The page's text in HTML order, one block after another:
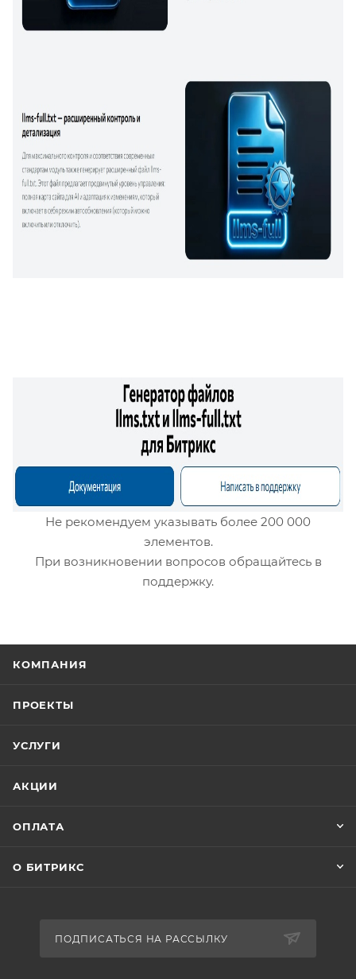
Не рекомендуем указывать более 200 000
элементов.
При возникновении вопросов обращайтесь в
поддержку.
КОМПАНИЯ
ПРОЕКТЫ
УСЛУГИ
АКЦИИ
ОПЛАТА
О БИТРИКС
ПОДПИСАТЬСЯ НА РАССЫЛКУ